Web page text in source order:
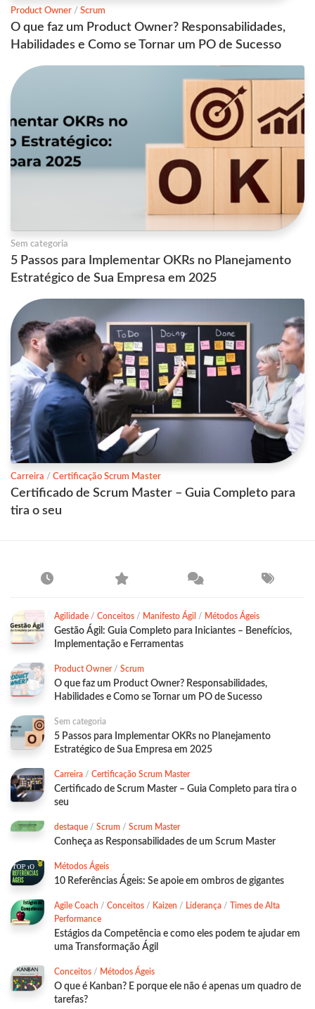
Product Owner / Scrum
O que faz um Product Owner? Responsabilidades,
Habilidades e Como se Tornar um PO de Sucesso
Sem categoria
5 Passos para Implementar OKRs no Planejamento
Estratégico de Sua Empresa em 2025
Carreira / Certificação Scrum Master
Certificado de Scrum Master – Guia Completo para
tira o seu
Agilidade / Conceitos / Manifesto Ágil / Métodos Ágeis
Gestão Ágil: Guia Completo para Iniciantes – Benefícios,
Implementação e Ferramentas
Product Owner/ Scrum
O que faz um Product Owner? Responsabilidades,
Habilidades e Como se Tornar um PO de Sucesso
Sem categoria
5 Passos para Implementar OKRs no Planejamento
Estratégico de Sua Empresa em 2025
Carreira / Certificação Scrum Master
Certificado de Scrum Master – Guia Completo para tira o
seu
destaque / Scrum / Scrum Master
Conheça as Responsabilidades de um Scrum Master
Métodos Ágeis
10 Referências Ágeis: Se apoie em ombros de gigantes
Agile Coach / Conceitos / Kaizen / Liderança /
Times de Alta
Performance
Estágios da Competência e como eles podem te ajudar em
uma Transformação Ágil
Conceitos / Métodos Ágeis
O que é Kanban? E porque ele não é apenas um quadro de
tarefas?